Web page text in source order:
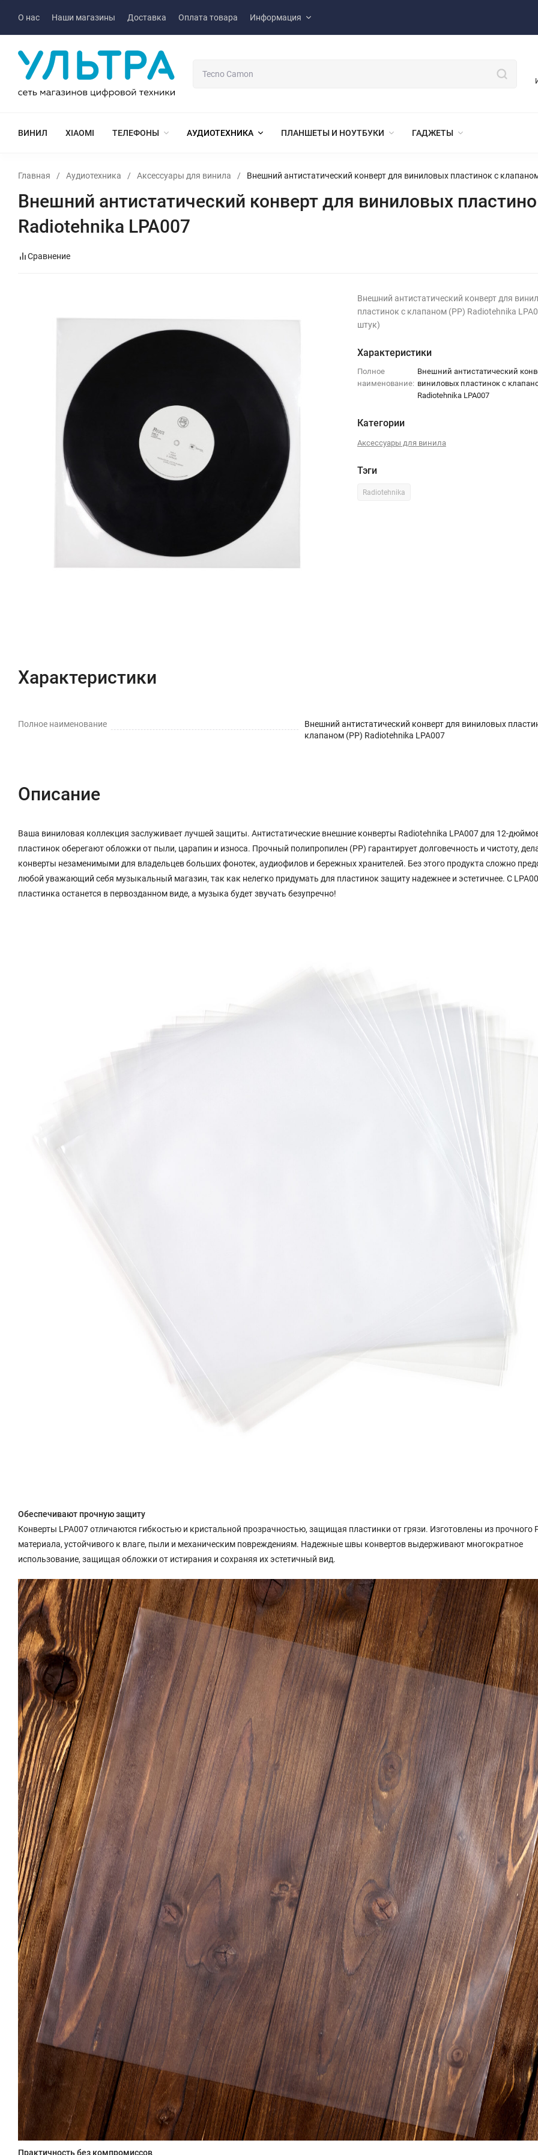
О нас Наши магазины Доставка Оплата товара Информация
ВИНИЛ XIAOMI ТЕЛЕФОНЫ АУДИОТЕХНИКА ПЛАНШЕТЫ И НОУТБУКИ ГАДЖЕТЫ
Главная / Аудиотехника / Аксессуары для винила / Внешний антистатический конверт для виниловых пластинок с
Внешний антистатический конверт для виниловых
Radiotehnika LPA007
Сравнение
Внешний антистатический конверт для
пластинок с клапаном (PP) Radiotehnika
штук)
Характеристики
Полное
наименование:
Внешний антистатический
виниловых пластинок с
Radiotehnika LPA007
Категории
Аксессуары для винила
Тэги
Radiotehnika
Характеристики
Полное наименование
Внешний антистатический конверт для виниловых
клапаном (PP) Radiotehnika LPA007
Описание
Ваша виниловая коллекция заслуживает лучшей защиты. Антистатические внешние конверты Radiotehnika LPA007 для 12-
пластинок оберегают обложки от пыли, царапин и износа. Прочный полипропилен (PP) гарантирует долговечность и чистоту,
конверты незаменимыми для владельцев больших фонотек, аудиофилов и бережных хранителей. Без этого продукта сложно
любой уважающий себя музыкальный магазин, так как нелегко придумать для пластинок защиту надежнее и эстетичнее. С
пластинка останется в первозданном виде, а музыка будет звучать безупречно!
Обеспечивают прочную защиту
Конверты LPA007 отличаются гибкостью и кристальной прозрачностью, защищая пластинки от грязи. Изготовлены из прочного
материала, устойчивого к влаге, пыли и механическим повреждениям. Надежные швы конвертов выдерживают многократное
использование, защищая обложки от истирания и сохраняя их эстетичный вид.
Практичность без компромиссов